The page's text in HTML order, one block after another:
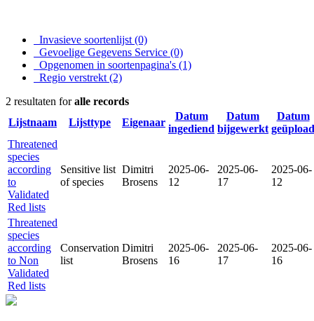
Invasieve soortenlijst (0)
Gevoelige Gegevens Service (0)
Opgenomen in soortenpagina's (1)
Regio verstrekt (2)
2 resultaten foralle records
Lijstnaam
Lijsttype Eigenaar
Datum
ingediend
Datum
bijgewerkt
Datum
geüpload
Threatened
species
according
to
Validated
Red lists
Sensitive list
of species
Dimitri
Brosens
2025-06-
12
2025-06-
17
2025-06-
12
Threatened
species
according
to Non
Validated
Red lists
Conservation
list
Dimitri
Brosens
2025-06-
16
2025-06-
17
2025-06-
16